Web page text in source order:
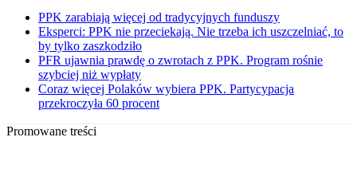
PPK zarabiają więcej od tradycyjnych funduszy
Eksperci: PPK nie przeciekają. Nie trzeba ich uszczelniać, to
by tylko zaszkodziło
PFR ujawnia prawdę o zwrotach z PPK. Program rośnie
szybciej niż wypłaty
Coraz więcej Polaków wybiera PPK. Partycypacja
przekroczyła 60 procent
Promowane treści